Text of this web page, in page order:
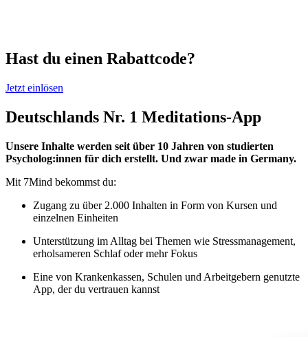
Hast du einen Rabattcode?
Jetzt einlösen
Deutschlands Nr. 1 Meditations-App
Unsere Inhalte werden seit über 10 Jahren von studierten
Psycholog:innen für dich erstellt. Und zwar made in Germany.
Mit 7Mind bekommst du:
Zugang zu über 2.000 Inhalten in Form von Kursen und
einzelnen Einheiten
Unterstützung im Alltag bei Themen wie Stressmanagement,
erholsameren Schlaf oder mehr Fokus
Eine von Krankenkassen, Schulen und Arbeitgebern genutzte
App, der du vertrauen kannst